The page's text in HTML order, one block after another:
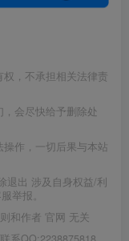
，不承担相关法律责
会尽快给予删除处
作，一切后果与本站
退出 涉及自身权益/利
举报。
和作者 官网 无关